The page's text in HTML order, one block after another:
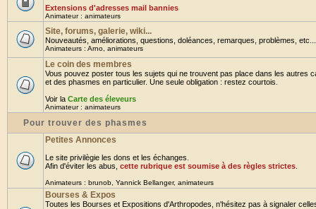
Extensions d'adresses mail bannies
Animateur : animateurs
Site, forums, galerie, wiki...
Nouveautés, améliorations, questions, doléances, remarques, problèmes,
Animateurs : Arno animateurs
Le coin des membres
Vous pouvez poster tous les sujets qui ne trouvent pas place dans les autres
et des phasmes en particulier. Une seule obligation : restez courtois.
Voir la Carte des éleveurs
Animateur : animateurs
Pour trouver des phasmes
Petites Annonces
Le site privilègie les dons et les échanges.
Afin d'éviter les abus, cette rubrique est soumise à des règles strictes
Animateurs : brunob Yannick Bellanger, animateurs
Bourses & Expos
Toutes les Bourses et Expositions d'Arthropodes, n'hésitez pas à signaler